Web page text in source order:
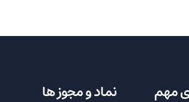
مهم نماد و مجوز ها